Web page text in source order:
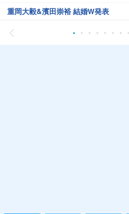
重岡大毅&濱田崇裕 結婚W発表